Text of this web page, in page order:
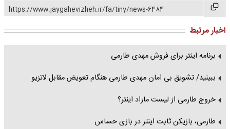
https://www.jaygahevizheh.ir/fa/tiny/news-6484
اخبار مرتبط
برنامه اینتر برای فروش مهدی طارمی
ببینید/ تشویق بی امان مهدی طارمی هنگام تعویض مقابل لاتزیو
خروج طارمی از لیست مازاد اینتر؟
طارمی، بازیکن ثابت اینتر در بازی حساس